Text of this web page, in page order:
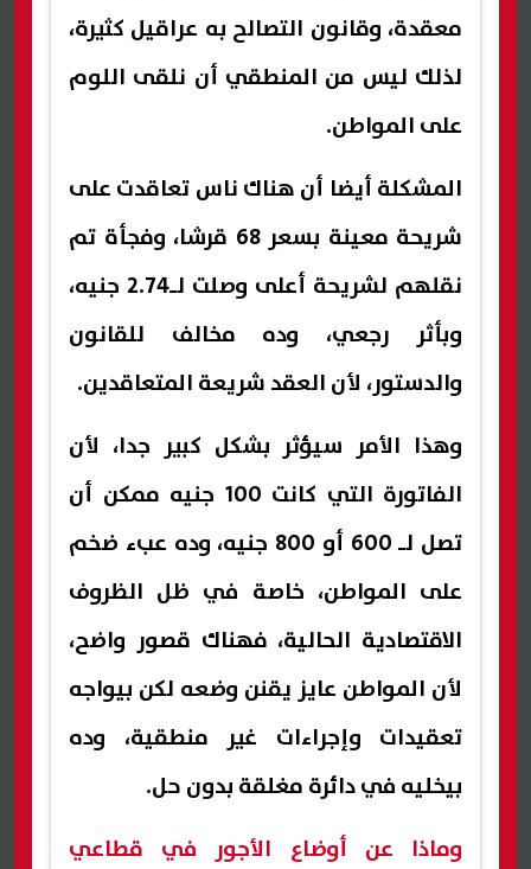
معقدة، وقانون التصالح به عراقيل كثيرة،
لذلك ليس من المنطقي أن نلقى اللوم
على المواطن.
المشكلة أيضا أن هناك ناس تعاقدت على
شريحة معينة بسعر 68 قرشا، وفجأة تم
نقلهم لشريحة أعلى وصلت لـ2.74 جنيه،
وبأثر رجعي، وده مخالف للقانون
والدستور، لأن العقد شريعة المتعاقدين.
وهذا الأمر سيؤثر بشكل كبير جدا، لأن
الفاتورة التي كانت 100 جنيه ممكن أن
تصل لـ 600 أو 800 جنيه، وده عبء ضخم
على المواطن، خاصة في ظل الظروف
الاقتصادية الحالية، فهناك قصور واضح،
لأن المواطن عايز يقنن وضعه لكن بيواجه
تعقيدات وإجراءات غير منطقية، وده
بيخليه في دائرة مغلقة بدون حل.
وماذا عن أوضاع الأجور في قطاعي